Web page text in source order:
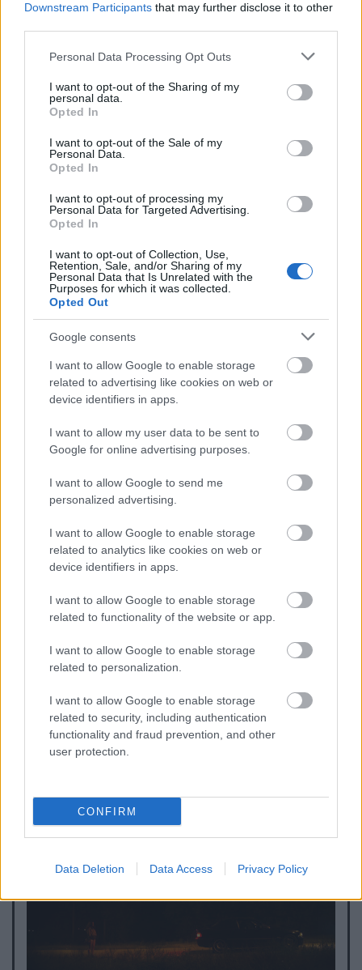
Downstream Participants that may further disclose it to other
Please note that this website/app uses one or more Google
not limited to your visit or usage behaviour. You may click to
grant or deny consent to Google and its third-party tags to
use your data for below specified purposes in below Google
consent section.
Personal Data Processing Opt Outs
I want to opt-out of the Sharing of my
personal data.
Opted In
I want to opt-out of the Sale of my
Personal Data.
Opted In
I want to opt-out of processing my
Personal Data for Targeted Advertising.
Opted In
I want to opt-out of Collection, Use,
Retention, Sale, and/or Sharing of my
Personal Data that Is Unrelated with the
Purposes for which it was collected.
Opted Out
Google consents
I want to allow Google to enable storage
related to advertising like cookies on web or
device identifiers in apps.
I want to allow my user data to be sent to
Google for online advertising purposes.
I want to allow Google to send me
personalized advertising.
I want to allow Google to enable storage
related to analytics like cookies on web or
device identifiers in apps.
I want to allow Google to enable storage
related to functionality of the website or app.
I want to allow Google to enable storage
related to personalization.
I want to allow Google to enable storage
related to security, including authentication
functionality and fraud prevention, and other
user protection.
CONFIRM
Data Deletion Data Access Privacy Policy
Republic versenyprogram
MONSTRA - Lisbon Animated Film Festival /
Official selection / Portugal versenyprogram
versenyprogram
Alexander Trauner Art Film Festival /
versenyprogram
Alter-native International Film Festival /
Official selection / Romania versenyprogram
ANIMED Mediterranean Animation Film
Festival versenyprogram
this human world - International Human
Rights Film Festival / Ausztria /
versenyprogram
Ars-sacra Filmfesztivál / versenyprogram
Lviv International Film Festival Wiz-Art /
Ukrajna / versenyprogram
BUSHO Filmfesztivál / Panoráma program
Kecskeméti Animációs Filmfesztivál /
Primanima World Festival of First Animations
/ Panoráma program